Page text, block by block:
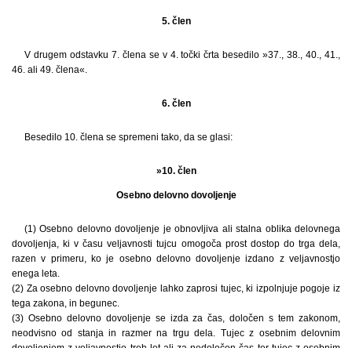
5. člen
V drugem odstavku 7. člena se v 4. točki črta besedilo »37., 38., 40., 41.,
46. ali 49. člena«.
6. člen
Besedilo 10. člena se spremeni tako, da se glasi:
»10. člen
Osebno delovno dovoljenje
(1) Osebno delovno dovoljenje je obnovljiva ali stalna oblika delovnega
dovoljenja, ki v času veljavnosti tujcu omogoča prost dostop do trga dela,
razen v primeru, ko je osebno delovno dovoljenje izdano z veljavnostjo
enega leta.
(2) Za osebno delovno dovoljenje lahko zaprosi tujec, ki izpolnjuje pogoje iz
tega zakona, in begunec.
(3) Osebno delovno dovoljenje se izda za čas, določen s tem zakonom,
neodvisno od stanja in razmer na trgu dela. Tujec z osebnim delovnim